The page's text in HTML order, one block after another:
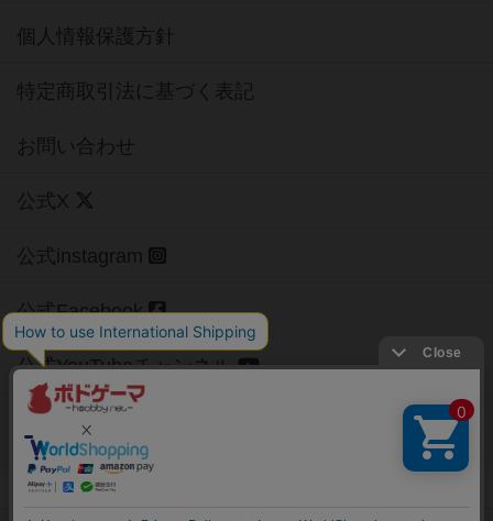
個人情報保護方針
特定商取引法に基づく表記
お問い合わせ
公式X
公式instagram
公式Facebook
公式YouTubeチャンネル